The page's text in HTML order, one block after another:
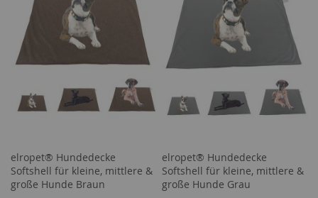
elropet® Hundedecke
Softshell für kleine, mittlere &
große Hunde Braun
elropet® Hundedecke
Softshell für kleine, mittlere &
große Hunde Grau